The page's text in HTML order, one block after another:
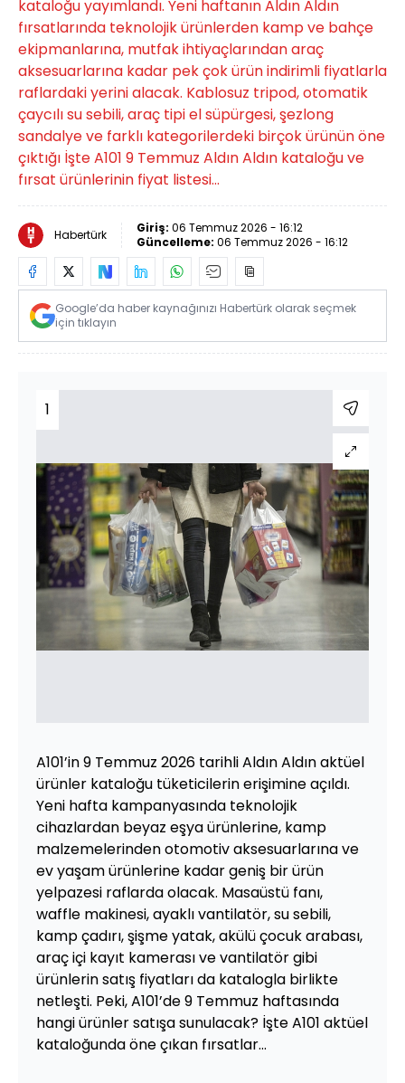
kataloğu yayımlandı. Yeni haftanın Aldın Aldın
fırsatlarında teknolojik ürünlerden kamp ve bahçe
ekipmanlarına, mutfak ihtiyaçlarından araç
aksesuarlarına kadar pek çok ürün indirimli fiyatlarla
raflardaki yerini alacak. Kablosuz tripod, otomatik
çaycılı su sebili, araç tipi el süpürgesi, şezlong
sandalye ve farklı kategorilerdeki birçok ürünün öne
çıktığı İşte A101 9 Temmuz Aldın Aldın kataloğu ve
fırsat ürünlerinin fiyat listesi...
Habertürk Giriş: 06 Temmuz 2026 - 16:12
Güncelleme: 06 Temmuz 2026 - 16:12
Google’da haber kaynağınızı Habertürk olarak seçmek
için tıklayın
1
A101’in 9 Temmuz 2026 tarihli Aldın Aldın aktüel
ürünler kataloğu tüketicilerin erişimine açıldı.
Yeni hafta kampanyasında teknolojik
cihazlardan beyaz eşya ürünlerine, kamp
malzemelerinden otomotiv aksesuarlarına ve
ev yaşam ürünlerine kadar geniş bir ürün
yelpazesi raflarda olacak. Masaüstü fanı,
waffle makinesi, ayaklı vantilatör, su sebili,
kamp çadırı, şişme yatak, akülü çocuk arabası,
araç içi kayıt kamerası ve vantilatör gibi
ürünlerin satış fiyatları da katalogla birlikte
netleşti. Peki, A101’de 9 Temmuz haftasında
hangi ürünler satışa sunulacak? İşte A101 aktüel
kataloğunda öne çıkan fırsatlar...